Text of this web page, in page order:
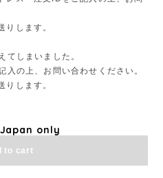
りします。
てしまいました。
入の上、お問い合わせください。
りします。
only
to cart